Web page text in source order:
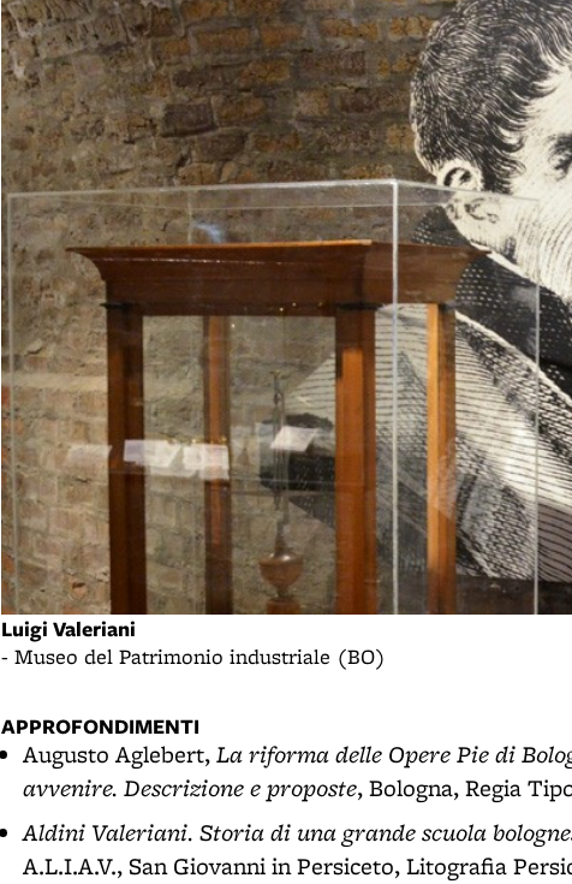
Luigi Valeriani
- Museo del Patrimonio industriale (BO)
APPROFONDIMENTI
Augusto Aglebert,La riforma delle Opere Pie di
avvenire. Descrizione e proposte, Bologna, Regia
Aldini Valeriani. Storia di una grande scuola
A.L.I.A.V., San Giovanni in Persiceto, Litografia